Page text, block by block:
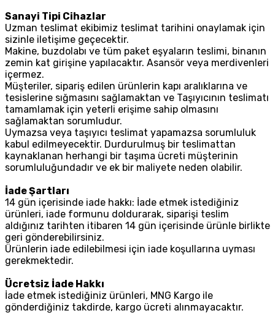
Sanayi Tipi Cihazlar
Uzman teslimat ekibimiz teslimat tarihini onaylamak için
sizinle iletişime geçecektir.
Makine, buzdolabı ve tüm paket eşyaların teslimi, binanın
zemin kat girişine yapılacaktır. Asansör veya merdivenleri
içermez.
Müşteriler, sipariş edilen ürünlerin kapı aralıklarına ve
tesislerine sığmasını sağlamaktan ve Taşıyıcının teslimatı
tamamlamak için yeterli erişime sahip olmasını
sağlamaktan sorumludur.
Uymazsa veya taşıyıcı teslimat yapamazsa sorumluluk
kabul edilmeyecektir. Durdurulmuş bir teslimattan
kaynaklanan herhangi bir taşıma ücreti müşterinin
sorumluluğundadır ve ek bir maliyete neden olabilir.
İade Şartları
14 gün içerisinde iade hakkı: İade etmek istediğiniz
ürünleri, iade formunu doldurarak, siparişi teslim
aldığınız tarihten itibaren 14 gün içerisinde ürünle birlikte
geri gönderebilirsiniz.
Ürünlerin iade edilebilmesi için iade koşullarına uyması
gerekmektedir.
Ücretsiz İade Hakkı
İade etmek istediğiniz ürünleri, MNG Kargo ile
gönderdiğiniz takdirde, kargo ücreti alınmayacaktır.